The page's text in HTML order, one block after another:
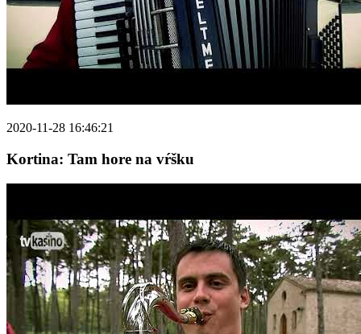
2020-11-28 16:46:21
Kortina: Tam hore na vŕšku